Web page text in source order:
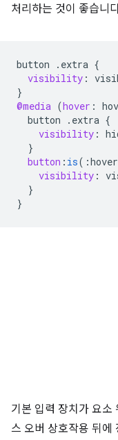
처리하는 것이 좋습니
button . extra {
visibility :
}
@media (hover :
button
. extra {
visibility :
}
button : is( :hover
visibility :
}
}
기본 입력 장치가 요소
스 오버 상호작용 뒤에